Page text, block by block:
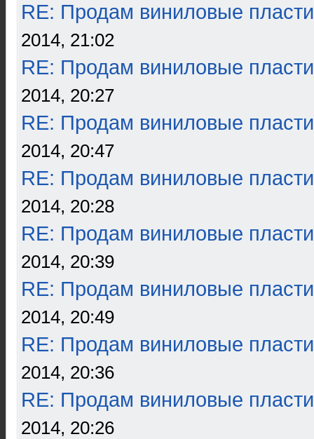
RE: Продам виниловые
2014, 21:02
RE: Продам виниловые
2014, 20:27
RE: Продам виниловые
2014, 20:47
RE: Продам виниловые
2014, 20:28
RE: Продам виниловые
2014, 20:39
RE: Продам виниловые
2014, 20:49
RE: Продам виниловые
2014, 20:36
RE: Продам виниловые
2014, 20:26